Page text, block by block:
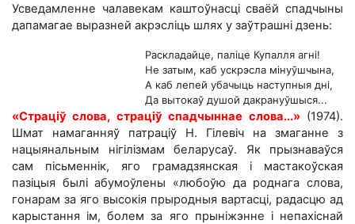
Усведамленне чалавекам каштоўнасці сваёй спадчыны
дапамагае выразней акрэсліць шлях у заўтрашні дзень:
Раскладайце, паліце Купалля агні!
Не затым, каб ускрэсла мінуўшчына,
А каб лепей убачыць наступныя дні,
Да вытокаў душой дакрануўшыся...
«Страціў слова, страціў спадчыннае слова...»(1974).
Шмат намаганняў патраціў Н. Гілевіч на змаганне з
нацыянальным нігілізмам беларусаў. Як прызнаваўся
сам пісьменнік, яго грамадзянская і мастакоўская
пазіцыя былі абумоўлены «любоўю да роднага слова,
гонарам за яго высокія прыродныя вартасці, радасцю ад
карыстання ім, болем за яго прыніжэнне і непахіснай